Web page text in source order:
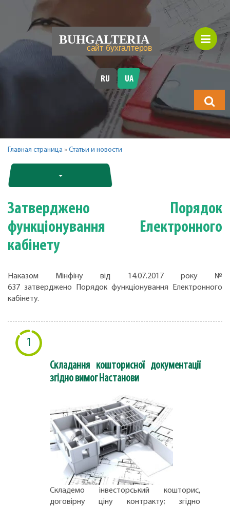
RU UA
Главная страница » Статьи и новости
Затверджено Порядок
функціонування Електронного
кабінету
Наказом Мінфіну від 14.07.2017 року №
637 затверджено Порядок функціонування Електронного
кабінету.
1
Складання кошторисної документації
згідно вимог Настанови
Складемо інвесторський кошторис,
договірну ціну контракту; згідно